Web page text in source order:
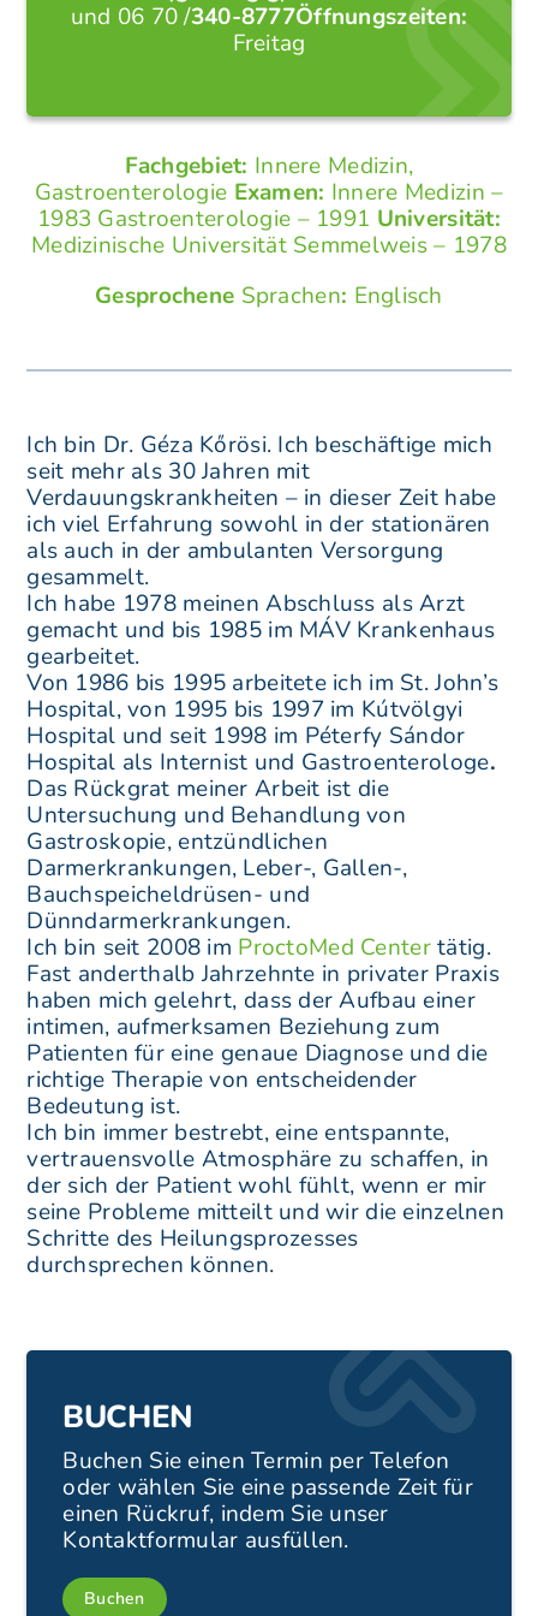
und 06 70 /340-8777Öffnungszeiten:
Freitag
Fachgebiet: Innere Medizin,
Gastroenterologie Examen: Innere Medizin –
1983 Gastroenterologie – 1991 Universität:
Medizinische Universität Semmelweis – 1978
Gesprochene Sprachen: Englisch
Ich bin Dr. Géza Kőrösi. Ich beschäftige mich
seit mehr als 30 Jahren mit
Verdauungskrankheiten – in dieser Zeit habe
ich viel Erfahrung sowohl in der stationären
als auch in der ambulanten Versorgung
gesammelt.
Ich habe 1978 meinen Abschluss als Arzt
gemacht und bis 1985 im MÁV Krankenhaus
gearbeitet.
Von 1986 bis 1995 arbeitete ich im St. John’s
Hospital, von 1995 bis 1997 im Kútvölgyi
Hospital und seit 1998 im Péterfy Sándor
Hospital als Internist und Gastroenterologe.
Das Rückgrat meiner Arbeit ist die
Untersuchung und Behandlung von
Gastroskopie, entzündlichen
Darmerkrankungen, Leber-, Gallen-,
Bauchspeicheldrüsen- und
Dünndarmerkrankungen.
Ich bin seit 2008 im ProctoMed Centertätig.
Fast anderthalb Jahrzehnte in privater Praxis
haben mich gelehrt, dass der Aufbau einer
intimen, aufmerksamen Beziehung zum
Patienten für eine genaue Diagnose und die
richtige Therapie von entscheidender
Bedeutung ist.
Ich bin immer bestrebt, eine entspannte,
vertrauensvolle Atmosphäre zu schaffen, in
der sich der Patient wohl fühlt, wenn er mir
seine Probleme mitteilt und wir die einzelnen
Schritte des Heilungsprozesses
durchsprechen können.
BUCHEN
Buchen Sie einen Termin per Telefon
oder wählen Sie eine passende Zeit für
einen Rückruf, indem Sie unser
Kontaktformular ausfüllen.
Buchen